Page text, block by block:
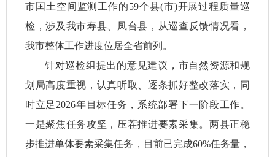
市国土空间监测工作的59个县(市)开展过程质量巡
检，涉及我市寿县、凤台县，从巡查反馈情况看，
我市整体工作进度位居全省前列。
针对巡检组提出的意见建议，市自然资源和规
划局高度重视，认真听取、逐条抓好整改落实，同
时立足2026年目标任务，系统部署下一阶段工作。
一是聚焦任务攻坚，压茬推进要素采集。两县正稳
步推进单体要素采集任务，目前已完成60%任务量，